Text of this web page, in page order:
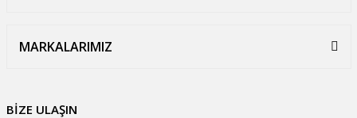
MARKALARIMIZ
BİZE ULAŞIN